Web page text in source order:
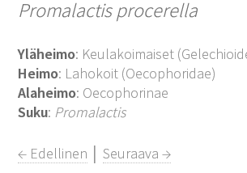
Promalactis procerella
Yläheimo: Keulakoimaiset
Heimo: Lahokoit (Oecophoridae)
Alaheimo: Oecophorinae
Suku: Promalactis
← Edellinen │Seuraava →